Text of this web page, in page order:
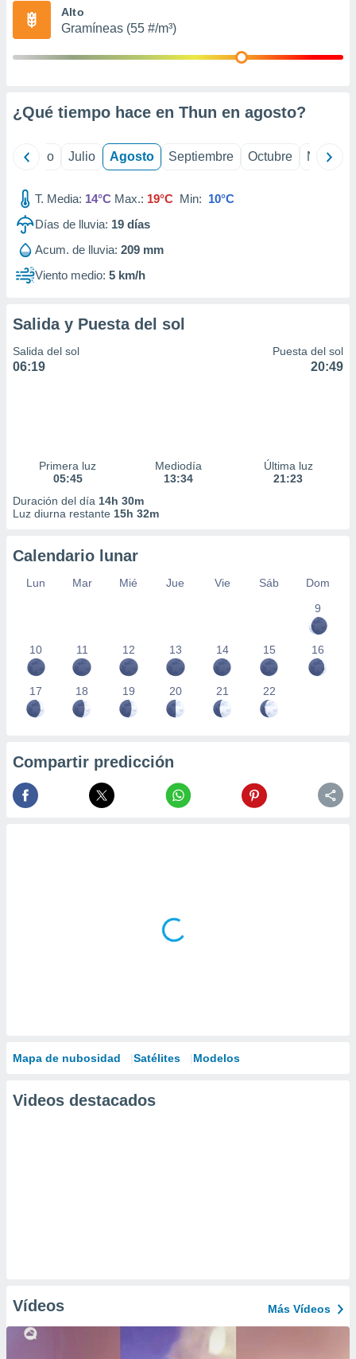
publicidad
publicidad
1199
Alto
Gramíneas (55 #/m³)
¿Qué tiempo hace en Thun en agosto?
Junio Julio Agosto Septiembre Octubre
T. Media: 14°C Max.: 19°C Min: 10°C
Días de lluvia: 19 días
Acum. de lluvia: 209 mm
Viento medio: 5 km/h
Salida y Puesta del sol
Salida del sol
06:19
Puesta del sol
20:49
Primera luz
05:45
Mediodía
13:34
Última luz
21:23
Duración del día 14h 30m
Luz diurna restante 15h 32m
Calendario lunar
Lun Mar Mié Jue Vie Sáb
Dom
9
10 11 12 13 14 15 16
17 18 19 20 21 22
Compartir predicción
Mapa de nubosidad Satélites Modelos
Videos destacados
Vídeos Más Vídeos